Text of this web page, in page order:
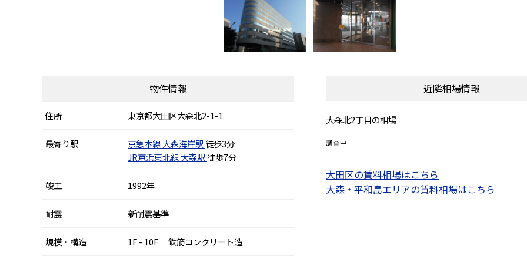
物件情報
住所 東京都大田区大森北2-1-1
最寄り駅 京急本線大森海岸駅 徒歩3分
JR京浜東北線大森駅 徒歩7分
竣工 1992年
耐震 新耐震基準
規模・構造 1F - 10F 鉄筋コンクリート造
近隣相場情報
大森北2丁目の相場
調査中
大田区の賃料相場はこちら
大森・平和島エリアの賃料相場はこちら